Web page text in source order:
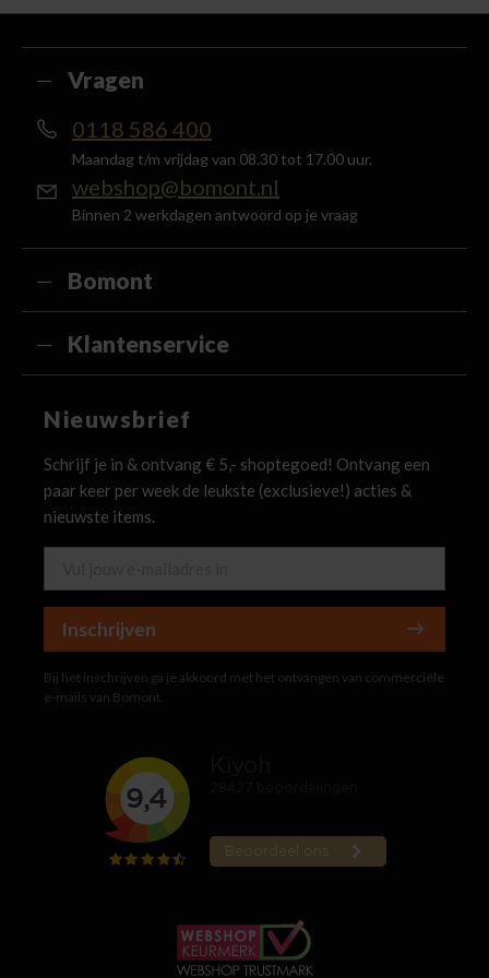
Vragen
0118 586 400
Maandag t/m vrijdag van 08.30 tot 17.00 uur.
webshop@bomont.nl
Binnen 2 werkdagen antwoord op je vraag
Bomont
Klantenservice
Nieuwsbrief
Schrijf je in & ontvang € 5,- shoptegoed! Ontvang een
paar keer per week de leukste (exclusieve!) acties &
nieuwste items.
Inschrijven
Bij het inschrijven ga je akkoord met het ontvangen van commerciële
e-mails van Bomont.